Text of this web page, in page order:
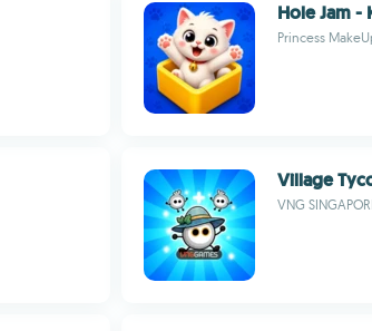
Hole Jam -
Princess
Village
VNG